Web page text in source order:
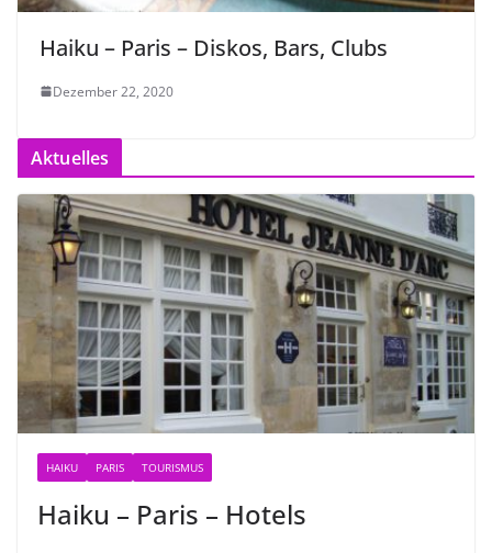
Haiku – Paris – Diskos, Bars, Clubs
Dezember 22, 2020
Aktuelles
HAIKU PARIS TOURISMUS
Haiku – Paris – Hotels